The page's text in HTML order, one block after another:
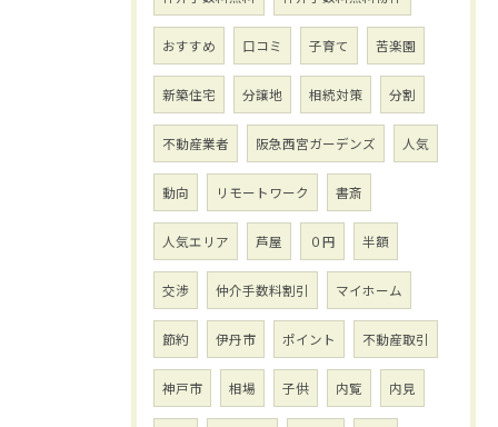
おすすめ 口コミ 子育て 苦楽園
新築住宅 分譲地 相続対策 分割
不動産業者 阪急西宮ガーデンズ 人気
動向 リモートワーク 書斎
人気エリア 芦屋 ０円 半額
交渉 仲介手数料割引 マイホーム
節約 伊丹市 ポイント 不動産取引
神戸市 相場 子供 内覧 内見